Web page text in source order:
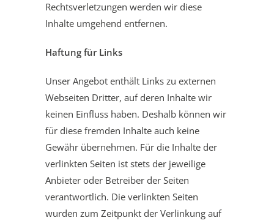
Rechtsverletzungen werden wir diese
Inhalte umgehend entfernen.
Haftung für Links
Unser Angebot enthält Links zu externen
Webseiten Dritter, auf deren Inhalte wir
keinen Einfluss haben. Deshalb können wir
für diese fremden Inhalte auch keine
Gewähr übernehmen. Für die Inhalte der
verlinkten Seiten ist stets der jeweilige
Anbieter oder Betreiber der Seiten
verantwortlich. Die verlinkten Seiten
wurden zum Zeitpunkt der Verlinkung auf